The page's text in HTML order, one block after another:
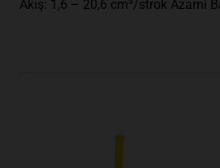
Akış: 1,6 – 20,6 cm³/strok Azami